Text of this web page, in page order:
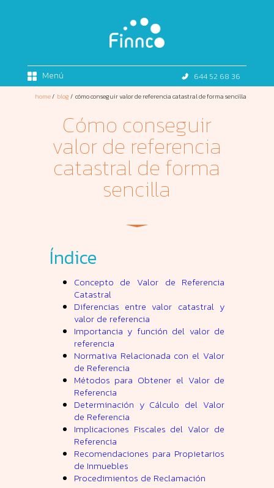
Menú 644 52 68 36
home/ blog/ cómo conseguir valor de referencia catastral de forma sencilla
Cómo conseguir
valor de referencia
catastral de forma
sencilla
Índice
Concepto de Valor de Referencia
Catastral
Diferencias entre valor catastral y
valor de referencia
Importancia y función del valor de
referencia
Normativa Relacionada con el Valor
de Referencia
Métodos para Obtener el Valor de
Referencia
Determinación y Cálculo del Valor
de Referencia
Implicaciones Fiscales del Valor de
Referencia
Recomendaciones para Propietarios
de Inmuebles
Procedimientos de Reclamación